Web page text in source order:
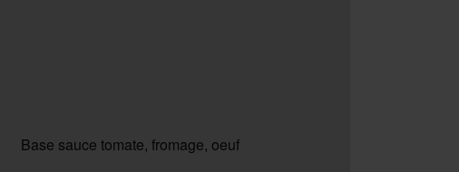
Base sauce tomate, fromage, oeuf